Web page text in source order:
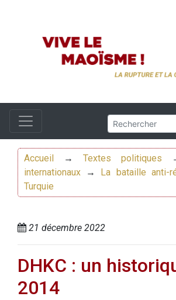
Accueil → Textes politiques
internationaux →
La bataille anti-
Turquie
21 décembre 2022
DHKC : un
2014